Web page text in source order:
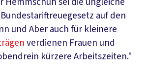
auf den
und Aber auch für kleinere
verdienen Frauen und
kürzere Arbeitszeiten."